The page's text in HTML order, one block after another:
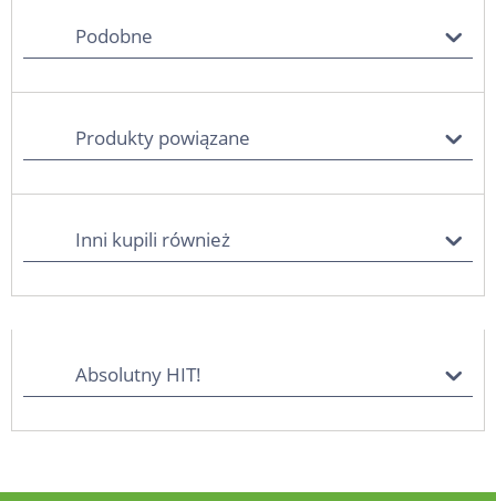
Podobne
Produkty powiązane
Inni kupili również
Absolutny HIT!